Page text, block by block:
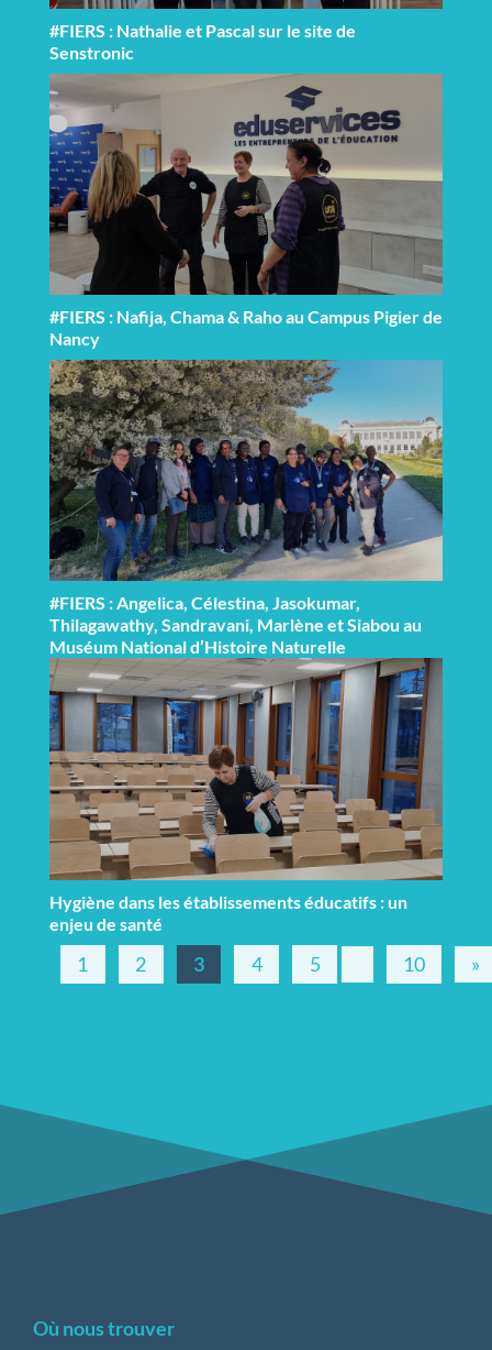
#FIERS : Nathalie et Pascal sur le site de
Senstronic
#FIERS : Nafija, Chama & Raho au Campus Pigier de
Nancy
#FIERS : Angelica, Célestina, Jasokumar,
Thilagawathy, Sandravani, Marlène et Siabou au
Muséum National d’Histoire Naturelle
Hygiène dans les établissements éducatifs : un
enjeu de santé
1 2 3 4 5 10 »
Où nous trouver